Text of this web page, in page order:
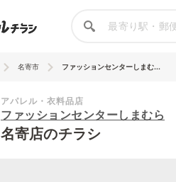
名寄市 ファッションセンターしまむ...
アパレル・衣料品店
ファッションセンターしまむら
名寄店のチラシ